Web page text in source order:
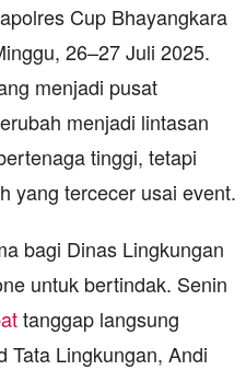
Cup Bhayangkara
26–27 Juli 2025.
menjadi pusat
menjadi lintasan
tinggi, tetapi
yang tercecer usai event.
bagi Dinas Lingkungan
untuk bertindak. Senin
tanggap langsung
Tata Lingkungan, Andi